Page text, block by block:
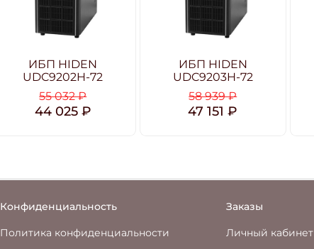
ИБП HIDEN
UDC9202H-72
55 032 ₽
44 025 ₽
ИБП HIDEN
UDC9203H-72
58 939 ₽
47 151 ₽
Конфиденциальность
Политика конфиденциальности
Заказы
Личный кабинет